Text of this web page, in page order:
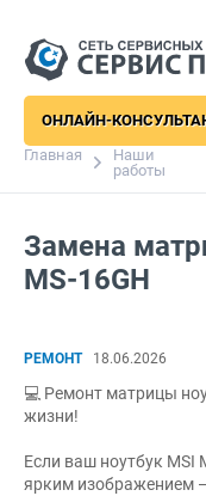
ОНЛАЙН-
Главная
Наши
работы
Замена
MS-16GH
РЕМОНТ 18.06.2026
💻 Ремонт матрицы
жизни!
Если ваш ноутбук MSI
ярким изображением